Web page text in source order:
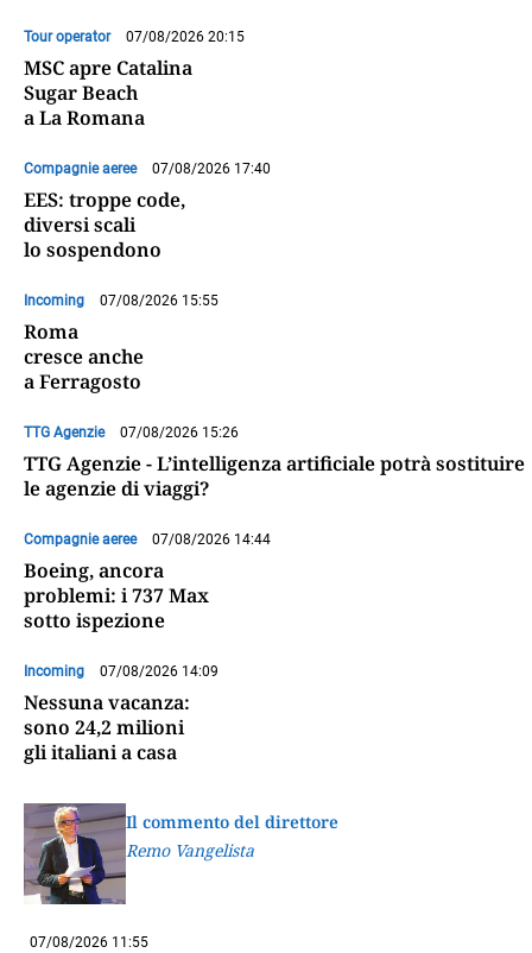
Tour operator 07/08/2026 20:15
MSC apre Catalina
Sugar Beach
a La Romana
Compagnie aeree 07/08/2026 17:40
EES: troppe code,
diversi scali
lo sospendono
Incoming 07/08/2026 15:55
Roma
cresce anche
a Ferragosto
TTG Agenzie 07/08/2026 15:26
TTG Agenzie - L’intelligenza artificiale potrà sostituire
le agenzie di viaggi?
Compagnie aeree 07/08/2026 14:44
Boeing, ancora
problemi: i 737 Max
sotto ispezione
Incoming 07/08/2026 14:09
Nessuna vacanza:
sono 24,2 milioni
gli italiani a casa
Il commento del direttore
Remo Vangelista
07/08/2026 11:55